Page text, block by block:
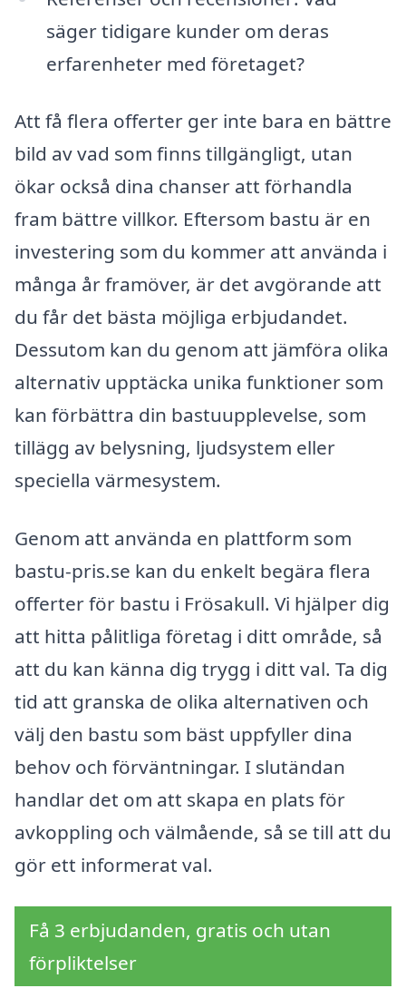
säger tidigare kunder om deras
erfarenheter med företaget?
Att få flera offerter ger inte bara en bättre
bild av vad som finns tillgängligt, utan
ökar också dina chanser att förhandla
fram bättre villkor. Eftersom bastu är en
investering som du kommer att använda i
många år framöver, är det avgörande att
du får det bästa möjliga erbjudandet.
Dessutom kan du genom att jämföra olika
alternativ upptäcka unika funktioner som
kan förbättra din bastuupplevelse, som
tillägg av belysning, ljudsystem eller
speciella värmesystem.
Genom att använda en plattform som
bastu-pris.se kan du enkelt begära flera
offerter för bastu i Frösakull. Vi hjälper dig
att hitta pålitliga företag i ditt område, så
att du kan känna dig trygg i ditt val. Ta dig
tid att granska de olika alternativen och
välj den bastu som bäst uppfyller dina
behov och förväntningar. I slutändan
handlar det om att skapa en plats för
avkoppling och välmående, så se till att du
gör ett informerat val.
Få 3 erbjudanden, gratis och utan
förpliktelser